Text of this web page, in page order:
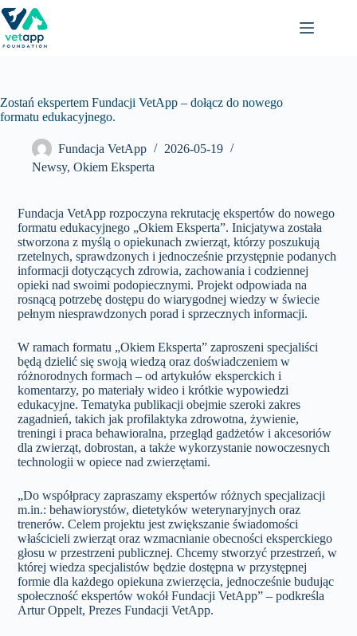
Przejdź
do
treści
Zostań ekspertem Fundacji VetApp – dołącz do nowego
formatu edukacyjnego.
Fundacja VetApp
2026-05-19
Newsy, Okiem Eksperta
Fundacja VetApp rozpoczyna rekrutację ekspertów do nowego
formatu edukacyjnego „Okiem Eksperta”. Inicjatywa została
stworzona z myślą o opiekunach zwierząt, którzy poszukują
rzetelnych, sprawdzonych i jednocześnie przystępnie podanych
informacji dotyczących zdrowia, zachowania i codziennej
opieki nad swoimi podopiecznymi. Projekt odpowiada na
rosnącą potrzebę dostępu do wiarygodnej wiedzy w świecie
pełnym niesprawdzonych porad i sprzecznych informacji.
W ramach formatu „Okiem Eksperta” zaproszeni specjaliści
będą dzielić się swoją wiedzą oraz doświadczeniem w
różnorodnych formach – od artykułów eksperckich i
komentarzy, po materiały wideo i krótkie wypowiedzi
edukacyjne. Tematyka publikacji obejmie szeroki zakres
zagadnień, takich jak profilaktyka zdrowotna, żywienie,
treningi i praca behawioralna, przegląd gadżetów i akcesoriów
dla zwierząt, dobrostan, a także wykorzystanie nowoczesnych
technologii w opiece nad zwierzętami.
„Do współpracy zapraszamy ekspertów różnych specjalizacji
m.in.: behawiorystów, dietetyków weterynaryjnych oraz
trenerów. Celem projektu jest zwiększanie świadomości
właścicieli zwierząt oraz wzmacnianie obecności eksperckiego
głosu w przestrzeni publicznej. Chcemy stworzyć przestrzeń, w
której wiedza specjalistów będzie dostępna w przystępnej
formie dla każdego opiekuna zwierzęcia, jednocześnie budując
społeczność ekspertów wokół Fundacji VetApp” – podkreśla
Artur Oppelt, Prezes Fundacji VetApp.